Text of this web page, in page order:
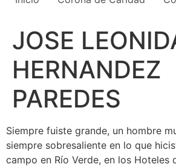
JOSE
HERNANDEZ
PAREDES
Siempre fuiste grande, un hombre
siempre sobresaliente en lo que
campo en Río Verde, en los Hoteles